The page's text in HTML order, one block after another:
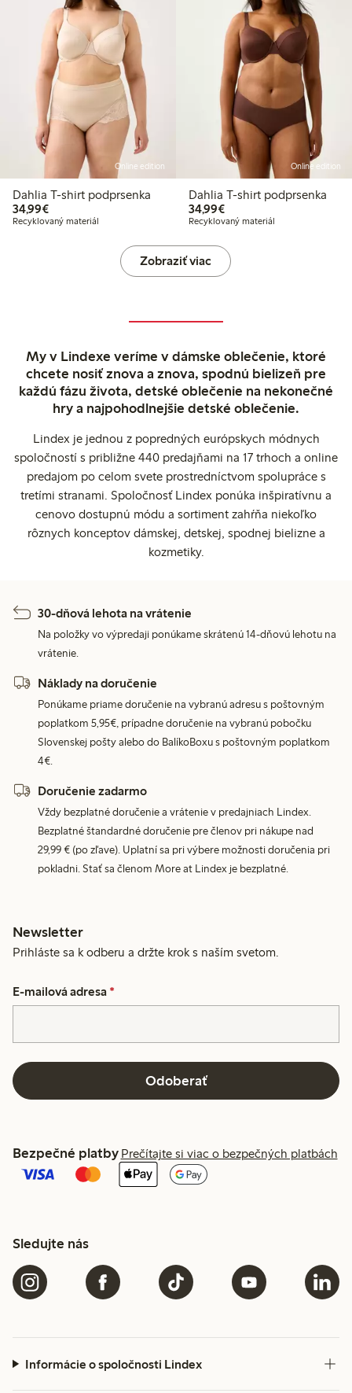
Online edition
Dahlia T-shirt podprsenka
34,99€34,99 €
Recyklovaný materiál
Online edition
Dahlia T-shirt podprsenka
34,99€34,99 €
Recyklovaný materiál
Zobraziť viac
My v Lindexe veríme v dámske oblečenie, ktoré
chcete nosiť znova a znova, spodnú bielizeň pre
každú fázu života, detské oblečenie na nekonečné
hry a najpohodlnejšie detské oblečenie.
Lindex je jednou z popredných európskych módnych
spoločností s približne 440 predajňami na 17 trhoch a online
predajom po celom svete prostredníctvom spolupráce s
tretími stranami. Spoločnosť Lindex ponúka inšpiratívnu a
cenovo dostupnú módu a sortiment zahŕňa niekoľko
rôznych konceptov dámskej, detskej, spodnej bielizne a
kozmetiky.
30-dňová lehota na vrátenie
Na položky vo výpredaji ponúkame skrátenú 14-dňovú lehotu na
vrátenie.
Náklady na doručenie
Ponúkame priame doručenie na vybranú adresu s poštovným
poplatkom 5,95€, prípadne doručenie na vybranú pobočku
Slovenskej pošty alebo do BalíkoBoxu s poštovným poplatkom
4€.
Doručenie zadarmo
Vždy bezplatné doručenie a vrátenie v predajniach Lindex.
Bezplatné štandardné doručenie pre členov pri nákupe nad
29,99 € (po zľave). Uplatní sa pri výbere možnosti doručenia pri
pokladni. Stať sa členom More at Lindex je bezplatné.
Newsletter
Prihláste sa k odberu a držte krok s naším svetom.
E-mailová adresa *
Odoberať
Bezpečné platby Prečítajte si viac o bezpečných platbách
Sledujte nás
Informácie o spoločnosti Lindex